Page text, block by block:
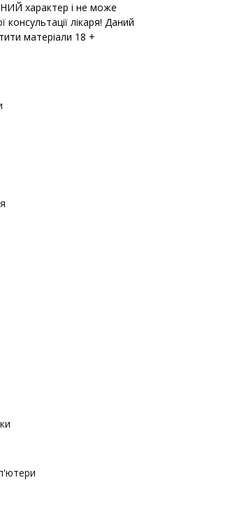
характер і не може
консультації лікаря! Даний
матеріали 18 +